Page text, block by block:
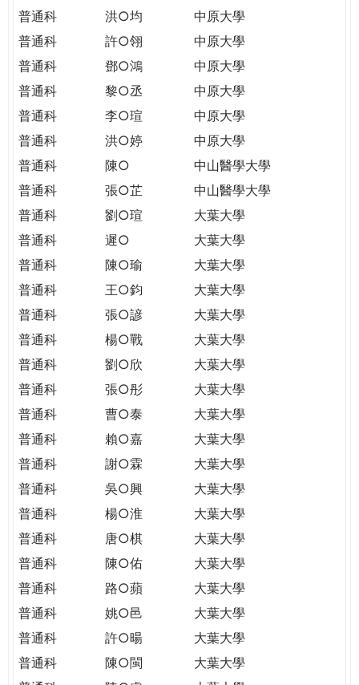
普通科
洪○均
中原大學
普通科
許○翎
中原大學
普通科
鄧○鴻
中原大學
普通科
黎○丞
中原大學
普通科
李○瑄
中原大學
普通科
洪○婷
中原大學
普通科
陳○
中山醫學大學
普通科
張○芷
中山醫學大學
普通科
劉○瑄
大葉大學
普通科
遲○
大葉大學
普通科
陳○瑜
大葉大學
普通科
王○鈞
大葉大學
普通科
張○諺
大葉大學
普通科
楊○戰
大葉大學
普通科
劉○欣
大葉大學
普通科
張○彤
大葉大學
普通科
曹○泰
大葉大學
普通科
賴○嘉
大葉大學
普通科
謝○霖
大葉大學
普通科
吳○興
大葉大學
普通科
楊○淮
大葉大學
普通科
唐○棋
大葉大學
普通科
陳○佑
大葉大學
普通科
路○蘋
大葉大學
普通科
姚○邑
大葉大學
普通科
許○暘
大葉大學
普通科
陳○閩
大葉大學